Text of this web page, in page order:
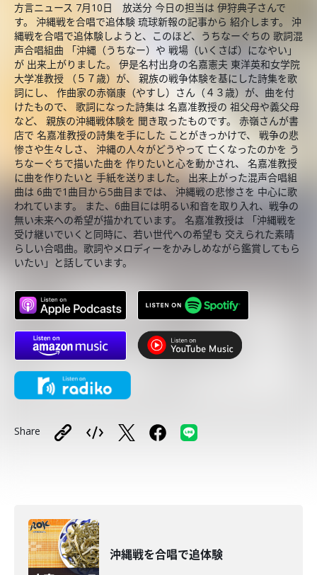
方言ニュース 7月10日 放送分 今日の担当は 伊狩典子さんで
す。 沖縄戦を合唱で追体験 琉球新報の記事から 紹介します。 沖
縄戦を合唱で追体験しようと、このほど、うちなーぐちの 歌詞混
声合唱組曲 「沖縄（うちなー）や 戦場（いくさば）になやい」
が 出来上がりました。 伊是名村出身の名嘉憲夫 東洋英和女学院
大学准教授 （５７歳）が、 親族の戦争体験を基にした詩集を歌
詞にし、 作曲家の赤嶺康（やすし）さん（４３歳）が、曲を付
けたもので、 歌詞になった詩集は 名嘉准教授の 祖父母や義父母
など、 親族の沖縄戦体験を 聞き取ったものです。 赤嶺さんが書
店で 名嘉准教授の詩集を手にした ことがきっかけで、 戦争の悲
惨さや生々しさ、 沖縄の人々がどうやって 亡くなったのかを う
ちなーぐちで描いた曲を 作りたいと心を動かされ、 名嘉准教授
に曲を作りたいと 手紙を送りました。 出来上がった混声合唱組
曲は 6曲で1曲目から5曲目までは、 沖縄戦の悲惨さを 中心に歌
われています。 また、6曲目には明るい和音を取り入れ、戦争の
無い未来への希望が描かれています。 名嘉准教授は 「沖縄戦を
受け継いでいくと同時に、若い世代への希望も 交えられた素晴
らしい合唱曲。歌詞やメロディーをかみしめながら鑑賞してもら
いたい」と話しています。
Share
沖縄戦を合唱で追体験